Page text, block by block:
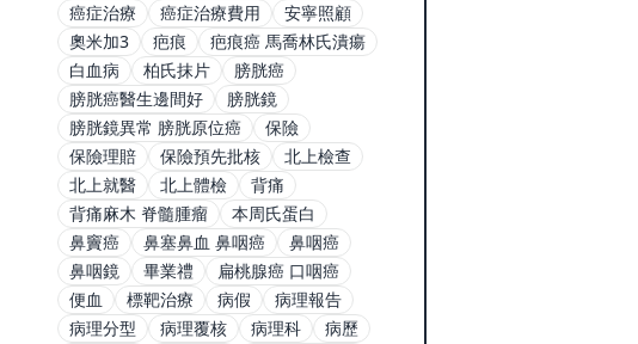
癌症治療
癌症治療費用
安寧照顧
奧米加3
疤痕
疤痕癌 馬喬林氏潰瘍
白血病
柏氏抹片
膀胱癌
膀胱癌醫生邊間好
膀胱鏡
膀胱鏡異常 膀胱原位癌
保險
保險理賠
保險預先批核
北上檢查
北上就醫
北上體檢
背痛
背痛麻木 脊髓腫瘤
本周氏蛋白
鼻竇癌
鼻塞鼻血 鼻咽癌
鼻咽癌
鼻咽鏡
畢業禮
扁桃腺癌 口咽癌
便血
標靶治療 病假
病理報告
病理分型
病理覆核 病理科
病歷